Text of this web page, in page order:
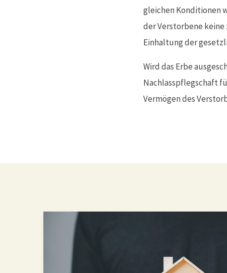
gleichen Konditionen
der Verstorbene
Einhaltung der
Wird das Erbe
Nachlasspflegschaft
Vermögen des